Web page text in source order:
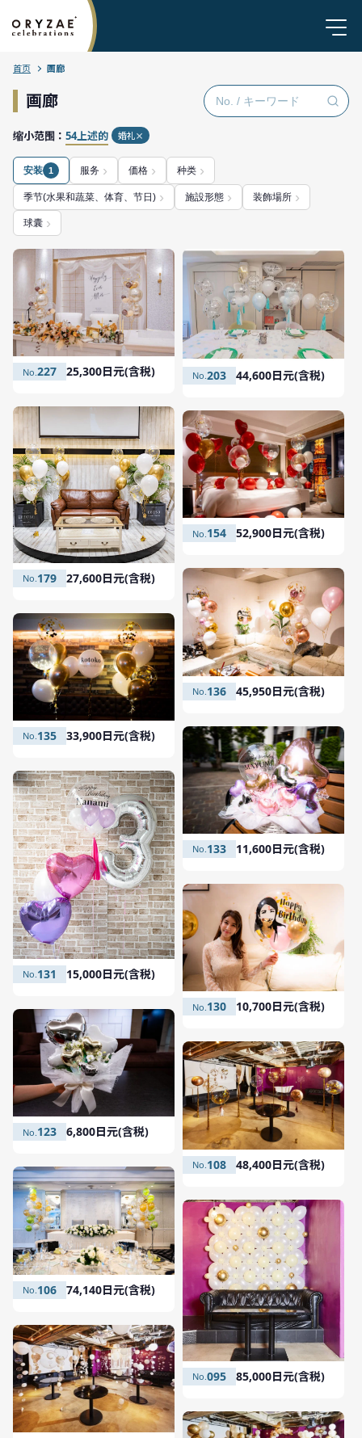
首页 画廊
画廊
缩小范围： 54上述的 婚礼
安装 1 服务 価格 种类
季节(水果和蔬菜、体育、节日) 施設形態 装飾場所
球囊
227 25,300日元(含税) 203 44,600日元(含税)
179 27,600日元(含税)
154 52,900日元(含税)
136 45,950日元(含税)
135 33,900日元(含税)
133 11,600日元(含税)
131 15,000日元(含税)
130 10,700日元(含税)
123 6,800日元(含税)
108 48,400日元(含税)
106 74,140日元(含税)
095 85,000日元(含税)